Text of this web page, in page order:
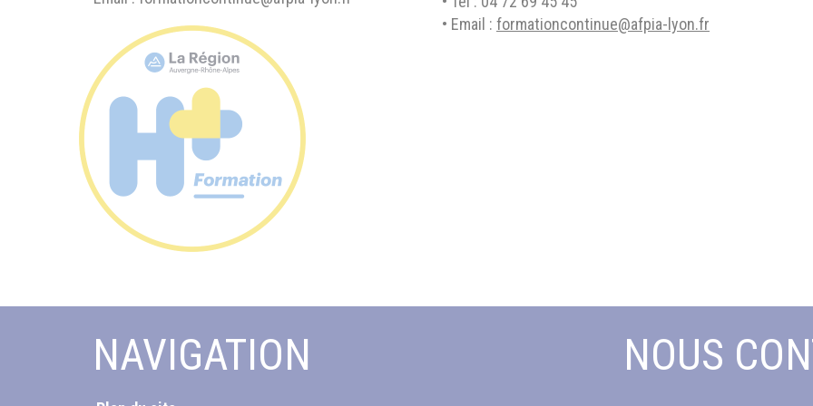
• Email : formationcontinue@afpia-lyon.fr
NAVIGATION NOUS